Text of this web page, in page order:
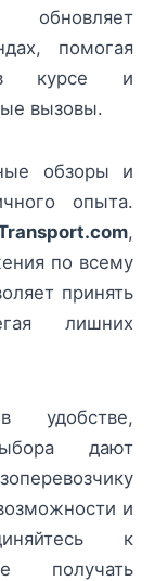
помогая
в курсе и
вызовы.
обзоры и
опыта.
,
по всему
принять
лишних
удобстве,
дают
и
к